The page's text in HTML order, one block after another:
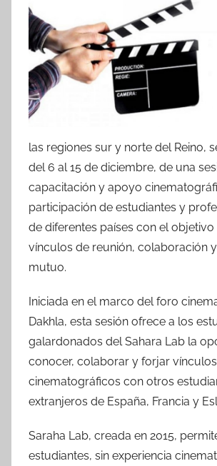
las regiones sur y norte del Reino,
del 6 al 15 de diciembre, de una
capacitación y apoyo
participación de estudiantes y
de diferentes países con el
vínculos de reunión, colaboración
mutuo.
Iniciada en el marco del foro
Dakhla, esta sesión ofrece a los
galardonados del Sahara Lab la
conocer, colaborar y forjar
cinematográficos con otros
extranjeros de España, Francia y
Saraha Lab, creada en 2015,
estudiantes, sin experiencia